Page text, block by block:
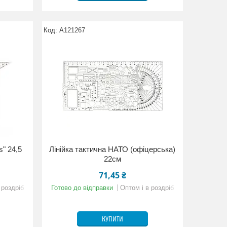
24,5
А121267
Лінійка тактична НАТО (офіцерська)
22см
71,45 ₴
Готово до відправки Оптом і в роздріб
КУПИТИ